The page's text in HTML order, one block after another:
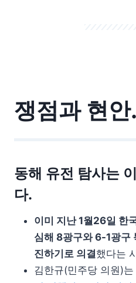
쟁점과 현안.
동해 유전 탐사는
다.
이미 지난 1월26일 한
심해 8광구와 6-1광구
진하기로 의결했다는
김한규(민주당 의원)는